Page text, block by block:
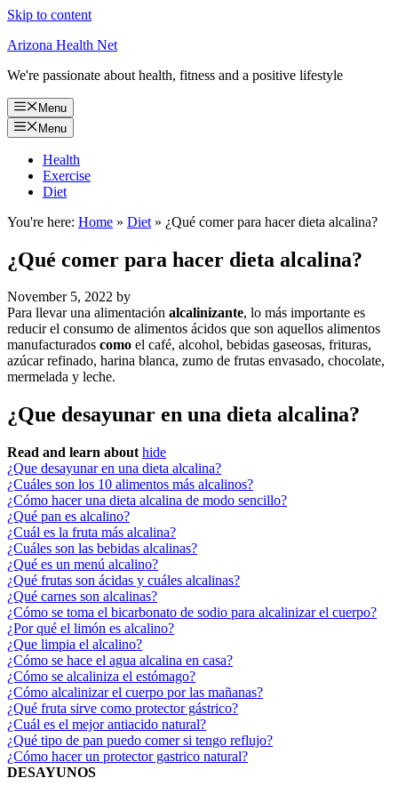
Skip to content
Arizona Health Net
We're passionate about health, fitness and a positive lifestyle
Menu
Menu
Health
Exercise
Diet
You're here: Home » Diet » ¿Qué comer para hacer dieta alcalina?
¿Qué comer para hacer dieta alcalina?
November 5, 2022 by
Para llevar una alimentación alcalinizante, lo más importante es
reducir el consumo de alimentos ácidos que son aquellos alimentos
manufacturados como el café, alcohol, bebidas gaseosas, frituras,
azúcar refinado, harina blanca, zumo de frutas envasado, chocolate,
mermelada y leche.
¿Que desayunar en una dieta alcalina?
Read and learn about hide
¿Que desayunar en una dieta alcalina?
¿Cuáles son los 10 alimentos más alcalinos?
¿Cómo hacer una dieta alcalina de modo sencillo?
¿Qué pan es alcalino?
¿Cuál es la fruta más alcalina?
¿Cuáles son las bebidas alcalinas?
¿Qué es un menú alcalino?
¿Qué frutas son ácidas y cuáles alcalinas?
¿Qué carnes son alcalinas?
¿Cómo se toma el bicarbonato de sodio para alcalinizar el cuerpo?
¿Por qué el limón es alcalino?
¿Que limpia el alcalino?
¿Cómo se hace el agua alcalina en casa?
¿Cómo se alcaliniza el estómago?
¿Cómo alcalinizar el cuerpo por las mañanas?
¿Qué fruta sirve como protector gástrico?
¿Cuál es el mejor antiacido natural?
¿Qué tipo de pan puedo comer si tengo reflujo?
¿Cómo hacer un protector gastrico natural?
DESAYUNOS